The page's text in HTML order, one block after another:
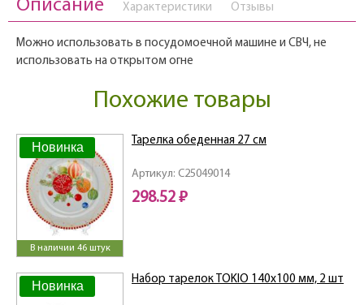
Описание Характеристики Отзывы
Можно использовать в посудомоечной машине и СВЧ, не
использовать на открытом огне
Похожие товары
Новинка
В наличии 46 штук
Артикул: C25049014
Тарелка обеденная 27 см
298.52 ₽
Новинка Набор тарелок TOKIO 140x100 мм, 2 шт